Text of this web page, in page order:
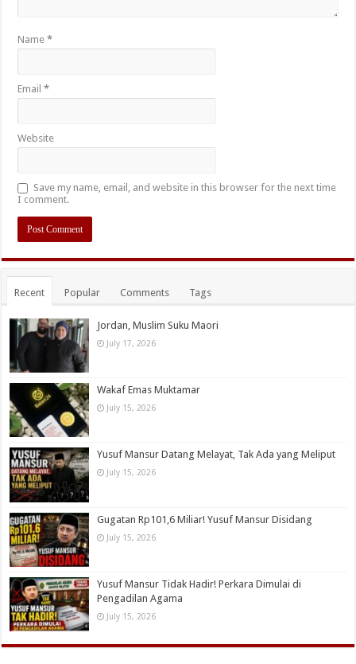
Name*
Email*
Website
Save my name, email, and website in this browser for the next time
I comment.
Recent Popular Comments Tags
Jordan, Muslim Suku Maori
July 17, 2026
Wakaf Emas Muktamar
July 15, 2026
Yusuf Mansur Datang Melayat, Tak Ada yang Meliput
July 15, 2026
Gugatan Rp101,6 Miliar! Yusuf Mansur Disidang
July 15, 2026
Yusuf Mansur Tidak Hadir! Perkara Dimulai di
Pengadilan Agama
July 15, 2026